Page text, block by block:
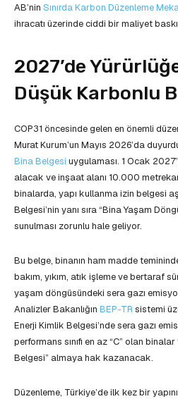
AB’nin Sınırda Karbon Düzenleme
ihracatı üzerinde ciddi bir maliyet
2027’de
Düşük Karbonlu
COP31 öncesinde gelen en önemli
Murat Kurum’un Mayıs 2026’da
Bina Belgesi uygulaması. 1 Ocak
alacak ve inşaat alanı 10.000
binalarda, yapı kullanma izin belgesi
Belgesi’nin yanı sıra “Bina Yaşam
sunulması zorunlu hale geliyor.
Bu belge, binanın ham madde
bakım, yıkım, atık işleme ve bertaraf
yaşam döngüsündeki sera gazı
Analizler Bakanlığın BEP-TR sistemi
Enerji Kimlik Belgesi’nde sera gazı
performans sınıfı en az “C” olan
Belgesi” almaya hak kazanacak.
Düzenleme, Türkiye’de ilk kez bir